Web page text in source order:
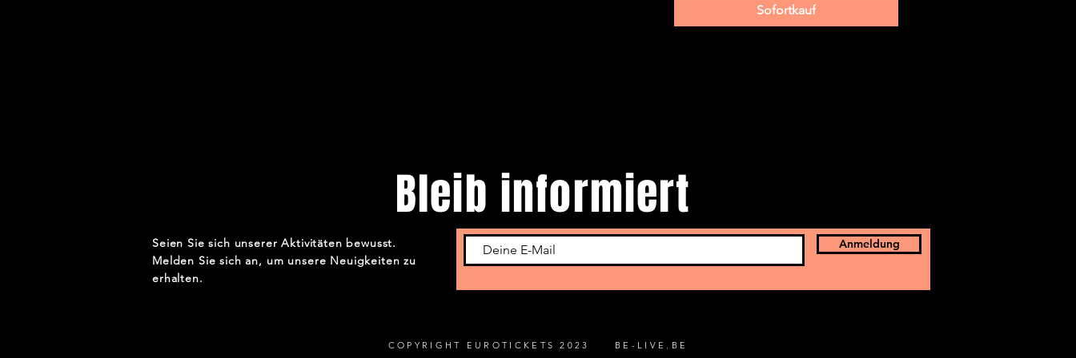
Sofortkauf
Bleib informiert
Seien Sie sich unserer Aktivitäten bewusst.
Melden Sie sich an, um unsere Neuigkeiten zu
erhalten.
Anmeldung
COPYRIGHT EUROTICKETS 2023 BE-LIVE.BE